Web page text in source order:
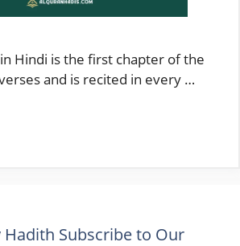
Hindi is the first chapter of the
and is recited in every …
Hadith Subscribe to Our